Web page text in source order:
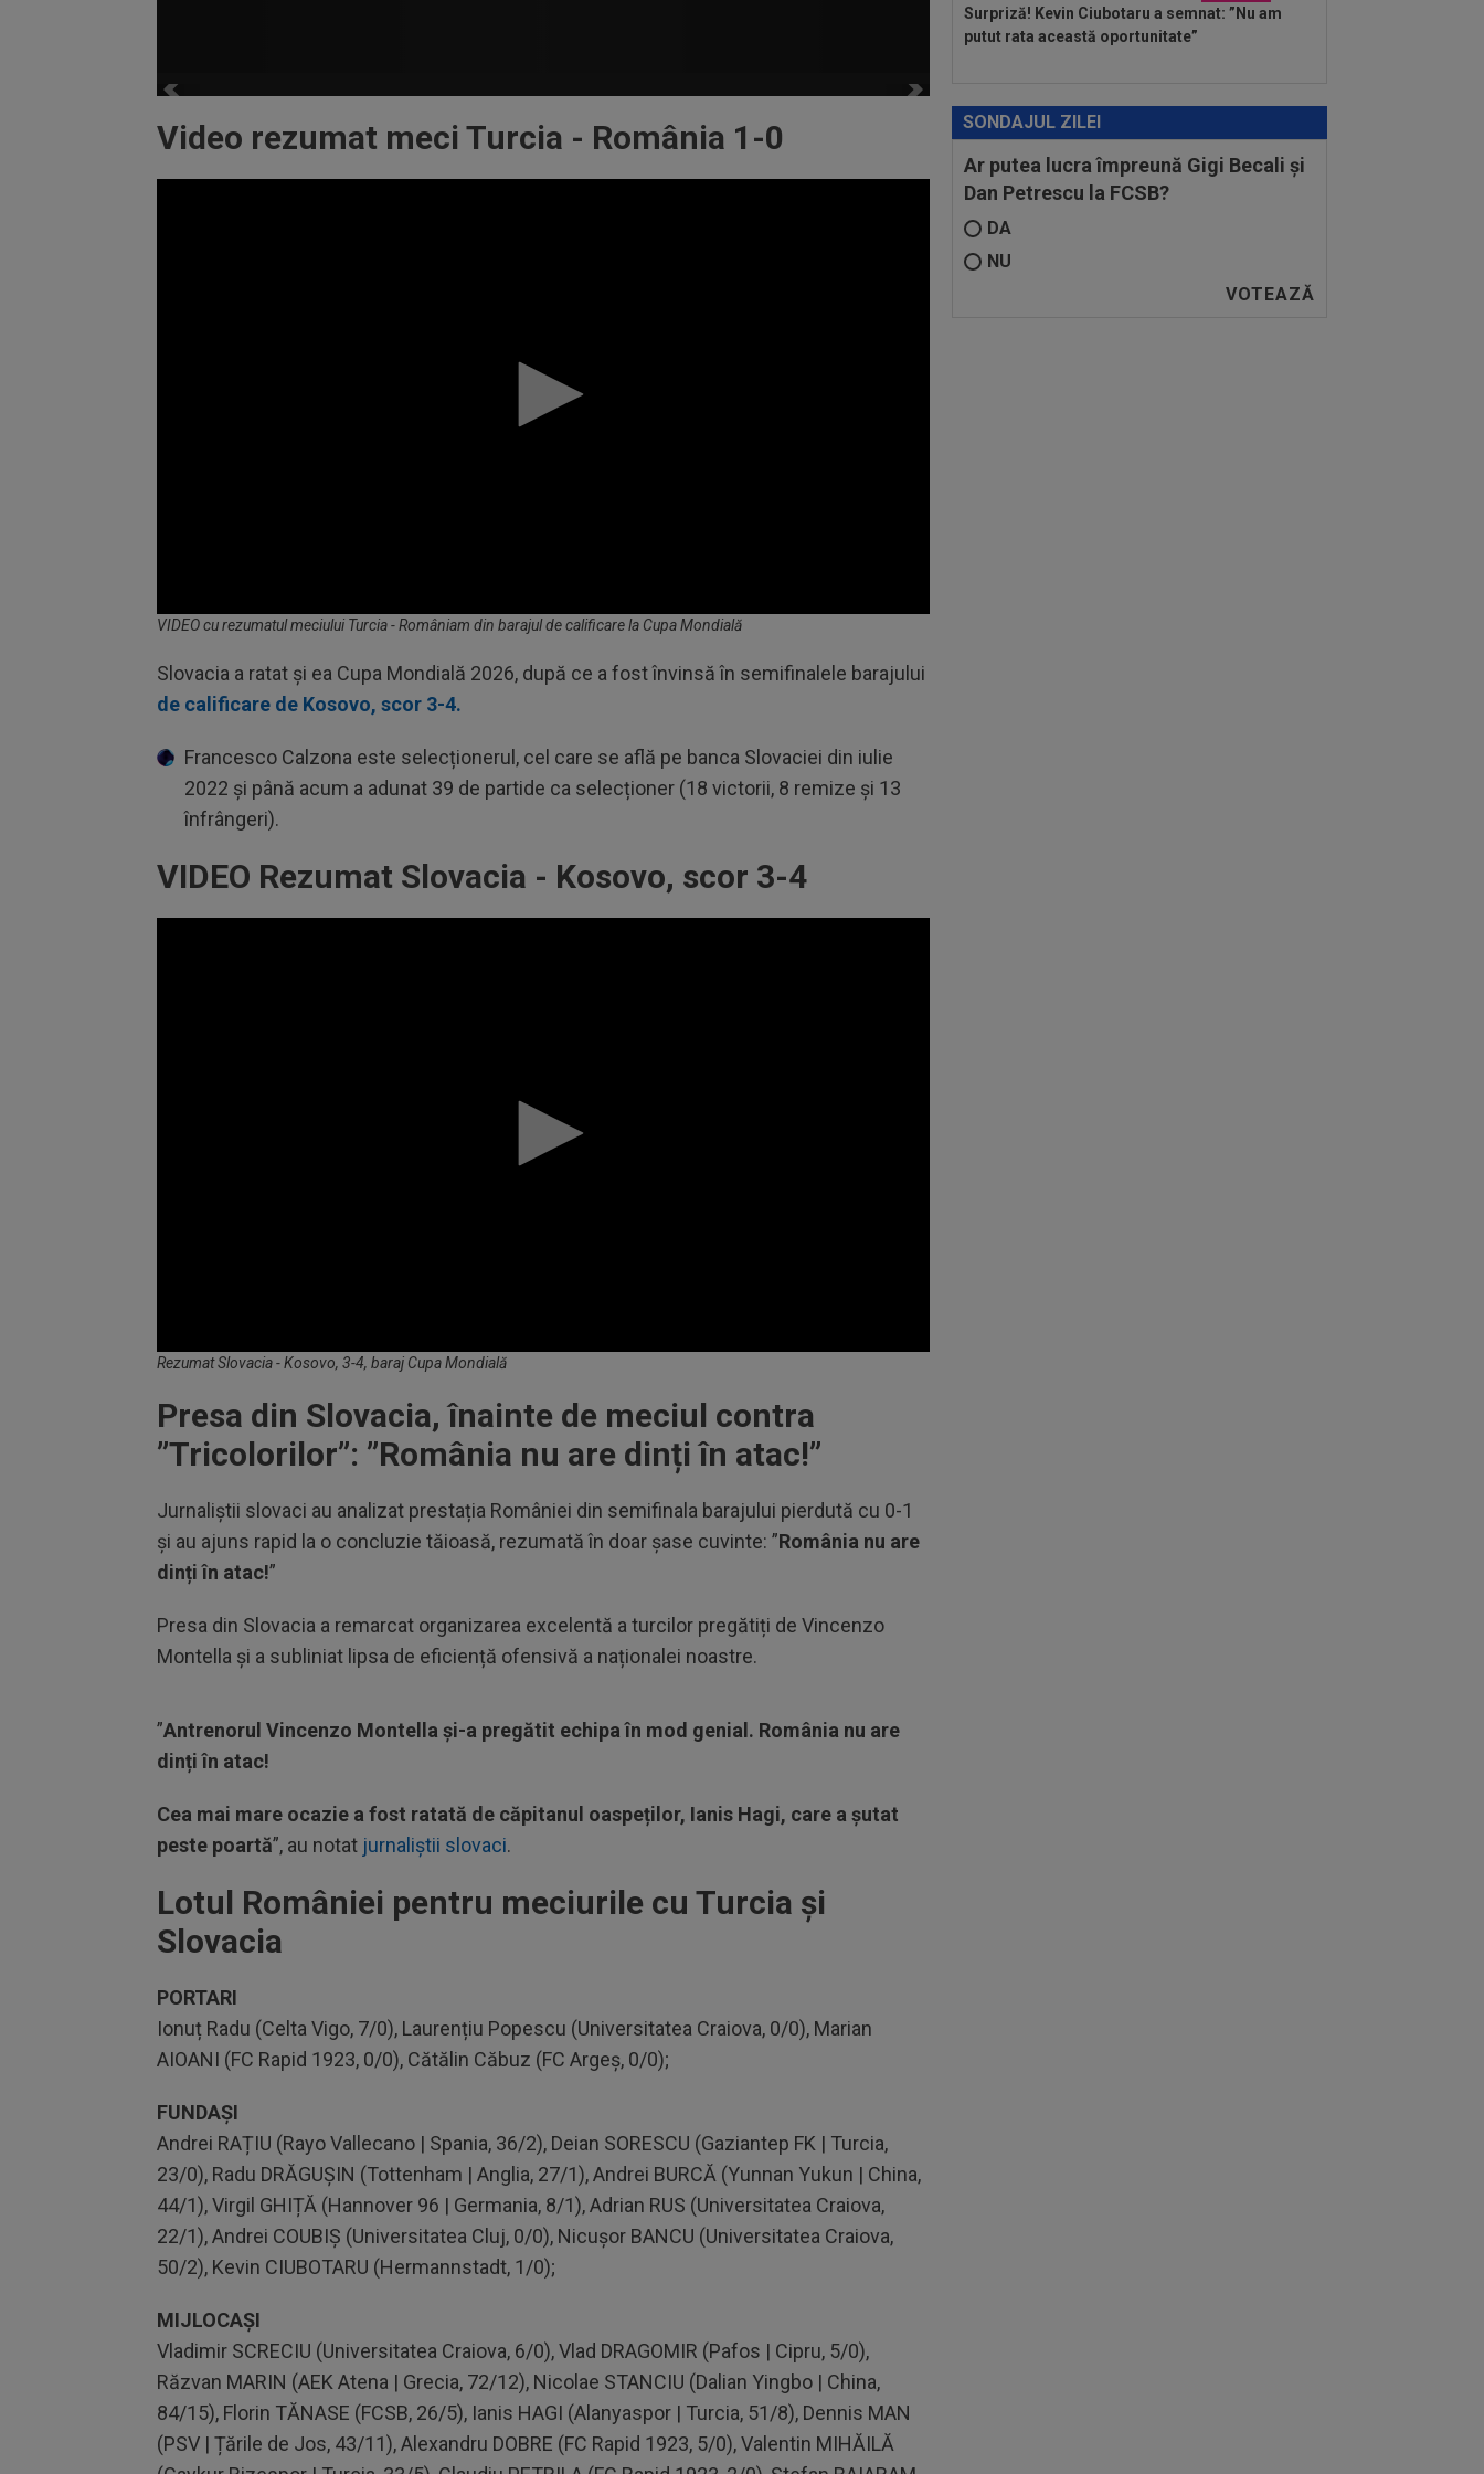
Video rezumat meci Turcia - România 1-0
Volume
VIDEO cu rezumatul meciului Turcia - Româniam din barajul de calificare la Cupa Mondială
Slovacia a ratat și ea Cupa Mondială 2026, după ce a fost învinsă în semifinalele barajului
de calificare de Kosovo, scor 3-4.
Francesco Calzona este selecționerul, cel care se află pe banca Slovaciei din iulie
2022 și până acum a adunat 39 de partide ca selecționer (18 victorii, 8 remize și 13
înfrângeri).
VIDEO Rezumat Slovacia - Kosovo, scor 3-4
Volume
Rezumat Slovacia - Kosovo, 3-4, baraj Cupa Mondială
Presa din Slovacia, înainte de meciul contra
”Tricolorilor”: ”România nu are dinți în atac!”
Jurnaliștii slovaci au analizat prestația României din semifinala barajului pierdută cu 0-1
și au ajuns rapid la o concluzie tăioasă, rezumată în doar șase cuvinte: ”România nu are
dinți în atac!”
Presa din Slovacia a remarcat organizarea excelentă a turcilor pregătiți de Vincenzo
Montella și a subliniat lipsa de eficiență ofensivă a naționalei noastre.
”Antrenorul Vincenzo Montella și-a pregătit echipa în mod genial. România nu are
dinți în atac!
Cea mai mare ocazie a fost ratată de căpitanul oaspeților, Ianis Hagi, care a șutat
peste poartă”, au notat jurnaliștii slovaci.
Lotul României pentru meciurile cu Turcia și
Slovacia
PORTARI
Ionuț Radu (Celta Vigo, 7/0), Laurențiu Popescu (Universitatea Craiova, 0/0), Marian
AIOANI (FC Rapid 1923, 0/0), Cătălin Căbuz (FC Argeș, 0/0);
FUNDAȘI
Andrei RAȚIU (Rayo Vallecano | Spania, 36/2), Deian SORESCU (Gaziantep FK | Turcia,
23/0), Radu DRĂGUȘIN (Tottenham | Anglia, 27/1), Andrei BURCĂ (Yunnan Yukun | China,
44/1), Virgil GHIȚĂ (Hannover 96 | Germania, 8/1), Adrian RUS (Universitatea Craiova,
22/1), Andrei COUBIȘ (Universitatea Cluj, 0/0), Nicușor BANCU (Universitatea Craiova,
50/2), Kevin CIUBOTARU (Hermannstadt, 1/0);
MIJLOCAȘI
Vladimir SCRECIU (Universitatea Craiova, 6/0), Vlad DRAGOMIR (Pafos | Cipru, 5/0),
Răzvan MARIN (AEK Atena | Grecia, 72/12), Nicolae STANCIU (Dalian Yingbo | China,
84/15), Florin TĂNASE (FCSB, 26/5), Ianis HAGI (Alanyaspor | Turcia, 51/8), Dennis MAN
(PSV | Țările de Jos, 43/11), Alexandru DOBRE (FC Rapid 1923, 5/0), Valentin MIHĂILĂ
Surpriză! Kevin Ciubotaru a semnat: ”Nu am
putut rata această oportunitate”
SONDAJUL ZILEI
Ar putea lucra împreună Gigi Becali și
Dan Petrescu la FCSB?
DA
NU